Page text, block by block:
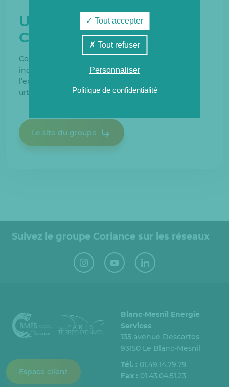
Une filiale du groupe
Coriance
Coriance accompagne les collectivités et les
industries dans la création, la construction et
l’exploitation de réseaux de chaleur et de froid
urbains depuis 25 ans.
Le site du groupe
Suivez le groupe Coriance sur les réseaux
Espace client
Blanc-Mesnil Energie
Services
135 avenue Descartes
93150 Le Blanc-Mesnil
Tél. : 01.49.14.79.79
Fax : 01.43.04.51.23
Tout accepter
Tout refuser
Personnaliser
Politique de confidentialité